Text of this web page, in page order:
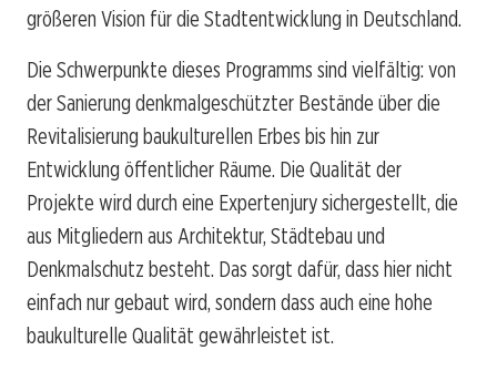
größeren Vision für die Stadtentwicklung in Deutschland.
Die Schwerpunkte dieses Programms sind vielfältig: von
der Sanierung denkmalgeschützter Bestände über die
Revitalisierung baukulturellen Erbes bis hin zur
Entwicklung öffentlicher Räume. Die Qualität der
Projekte wird durch eine Expertenjury sichergestellt, die
aus Mitgliedern aus Architektur, Städtebau und
Denkmalschutz besteht. Das sorgt dafür, dass hier nicht
einfach nur gebaut wird, sondern dass auch eine hohe
baukulturelle Qualität gewährleistet ist.